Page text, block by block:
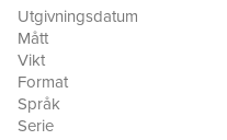
ergänzt. Probleme und
zusammengefasst und bieten
Lösungsmöglichkeiten.
ergänzen und
Utgivningsdatum
Mått
Vikt
Format
Språk
Serie